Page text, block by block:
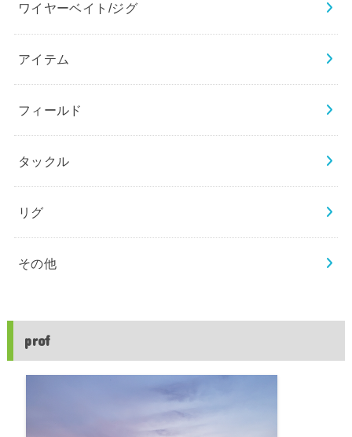
ワイヤーベイト/ジグ
アイテム
フィールド
タックル
リグ
その他
prof